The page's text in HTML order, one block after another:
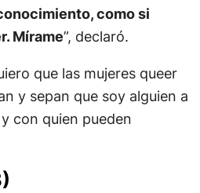
como si
Mírame”, declaró.
que las mujeres queer
y sepan que soy alguien a
con quien pueden